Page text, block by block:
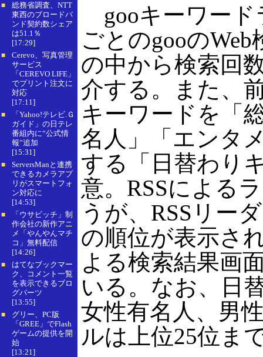
■
総務省調査、NTT
東西のブロードバ
ンド契約数シェア
は51.1％
[17:29]
■
Cerevo、写真管理
サービス
「CEREVO LIFE」
でプリント注文に
対応
[17:11]
■
「Yahoo!テレビ.Ｇ
ガイド」の日テレ
番組内に“公式情
報”追加
[15:31]
■
ServersManと連携
できるカメラアプ
リがスマートフォ
ン対応に
[14:53]
■
「ウサビッチ」制
作会社の新作アニ
メ「やんやんマチ
コ」無料配信
[14:26]
■
はてなブックマー
ク、コメント一覧
を表示できるブロ
グパーツ
[13:55]
■
グリー、PC版
「GREE」でFlash
ゲームの提供を開
始
[13:21]
gooキーワード
ごとのgooの
の中から検索回
介する。また、
キーワードを「
名人」「エンタ
する「日替わり
意。RSSによる
うが、RSSリー
の順位が表示さ
よる検索結果画
いる。なお、日
女性有名人、男
ルは上位25位ま